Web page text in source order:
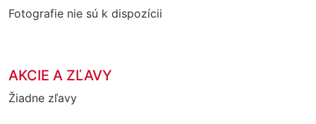
Fotografie nie sú k dispozícii
AKCIE A ZĽAVY
Žiadne zľavy